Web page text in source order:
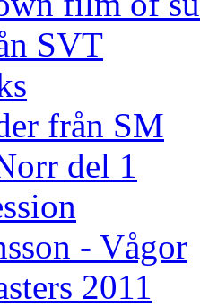
SVT
från SM
del 1
- Vågor
2011